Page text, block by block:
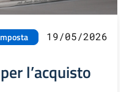
19/05/2026
l’acquisto